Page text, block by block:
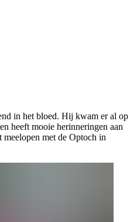
in het bloed. Hij kwam er al op
heeft mooie herinneringen aan
met de Optoch in